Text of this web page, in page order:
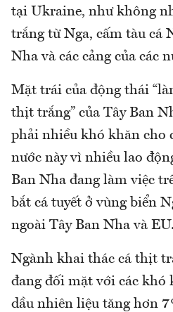
tại Ukraine, như không
trắng từ Nga, cấm tàu cá
Nha và các cảng của các
Mặt trái của động thái
thịt trắng” của Tây Ban
phải nhiều khó khăn cho
nước này vì nhiều lao
Ban Nha đang làm việc
bắt cá tuyết ở vùng biển
ngoài Tây Ban Nha và EU.
Ngành khai thác cá thịt
đang đối mặt với các khó
dầu nhiên liệu tăng hơn